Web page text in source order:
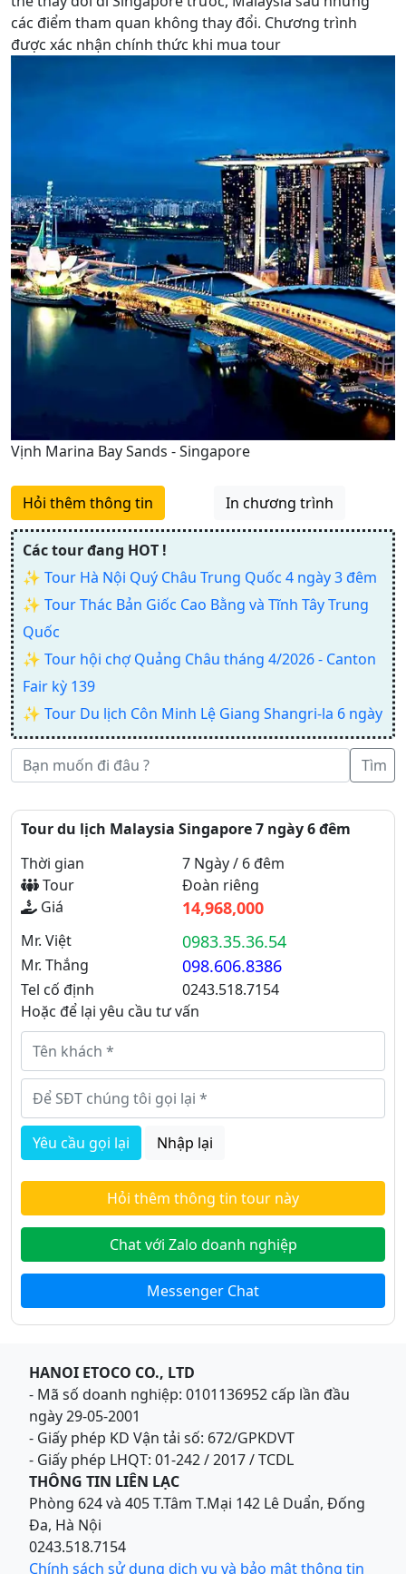
các điểm tham quan không thay đổi. Chương trình
được xác nhận chính thức khi mua tour
Vịnh Marina Bay Sands - Singapore
Hỏi thêm thông tin In chương trình
Các tour đang HOT !
✨ Tour Hà Nội Quý Châu Trung Quốc 4 ngày 3 đêm
✨ Tour Thác Bản Giốc Cao Bằng và Tĩnh Tây Trung
Quốc
✨ Tour hội chợ Quảng Châu tháng 4/2026 - Canton
Fair kỳ 139
✨ Tour Du lịch Côn Minh Lệ Giang Shangri-la 6 ngày
Tìm
Tour du lịch Malaysia Singapore 7 ngày 6 đêm
Thời gian
7 Ngày / 6 đêm
Tour
Đoàn riêng
Giá
14,968,000
Mr. Việt 0983.35.36.54
Mr. Thắng 098.606.8386
Tel cố định
0243.518.7154
Hoặc để lại yêu cầu tư vấn
Yêu cầu gọi lại Nhập lại
Hỏi thêm thông tin tour này
Chat với Zalo doanh nghiệp
Messenger Chat
HANOI ETOCO CO., LTD
- Mã số doanh nghiệp: 0101136952 cấp lần đầu
ngày 29-05-2001
- Giấy phép KD Vận tải số: 672/GPKDVT
- Giấy phép LHQT: 01-242 / 2017 / TCDL
THÔNG TIN LIÊN LẠC
Phòng 624 và 405 T.Tâm T.Mại 142 Lê Duẩn, Đống
Đa, Hà Nội
0243.518.7154
Chính sách sử dụng dịch vụ và bảo mật thông tin